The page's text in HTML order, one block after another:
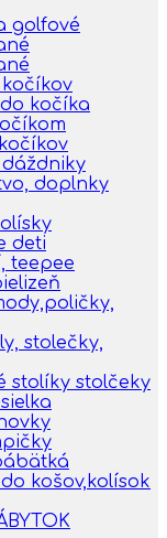
golfové
kočíka
doplnky
deti
teepee
stolečky,
stolíky stolčeky
košov,kolísok